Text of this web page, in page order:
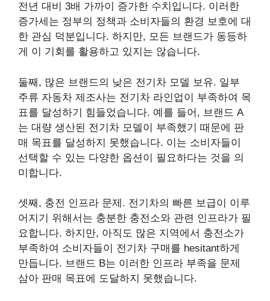
전년 대비 3배 가까이 증가한 수치입니다. 이러한
증가세는 정부의 정책과 소비자들의 환경 보호에 대
한 관심 덕분입니다. 하지만, 모든 브랜드가 동등하
게 이 기회를 활용하고 있지는 않습니다.
둘째, 많은 브랜드의 낮은 전기차 모델 보유. 일부
주류 자동차 제조사는 전기차 라인업이 부족하여 목
표를 달성하기 힘들었습니다. 예를 들어, 브랜드 A
는 대량 생산된 전기차 모델이 부족했기 때문에 판
매 목표를 달성하지 못했습니다. 이는 소비자들이
선택할 수 있는 다양한 옵션이 필요하다는 것을 의
미합니다.
셋째, 충전 인프라 문제. 전기차의 빠른 보급이 이루
어지기 위해서는 충분한 충전소와 관련 인프라가 필
요합니다. 하지만, 아직도 많은 지역에서 충전소가
부족하여 소비자들이 전기차 구매를 hesitant하게
만듭니다. 브랜드 B는 이러한 인프라 부족을 문제
삼아 판매 목표에 도달하지 못했습니다.